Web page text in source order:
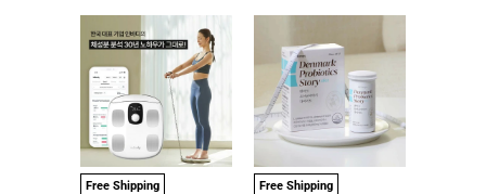
Free Shipping Free Shipping